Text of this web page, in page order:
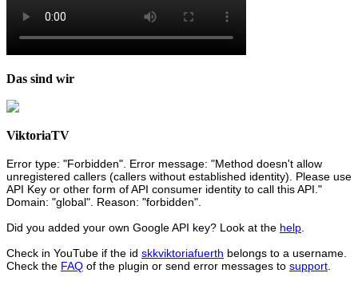
Das sind wir
ViktoriaTV
Error type: "Forbidden". Error message: "Method doesn't allow
unregistered callers (callers without established identity). Please use
API Key or other form of API consumer identity to call this API."
Domain: "global". Reason: "forbidden".
Did you added your own Google API key? Look at the help
Check in YouTube if the id skkviktoriafuerth belongs to a username.
Check the FAQ of the plugin or send error messages to support